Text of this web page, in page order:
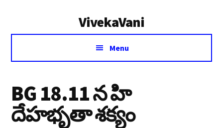
VivekaVani
Voice
Vivekananda
Menu
BG 18.11 న హి
దేహభృతా శక్యం